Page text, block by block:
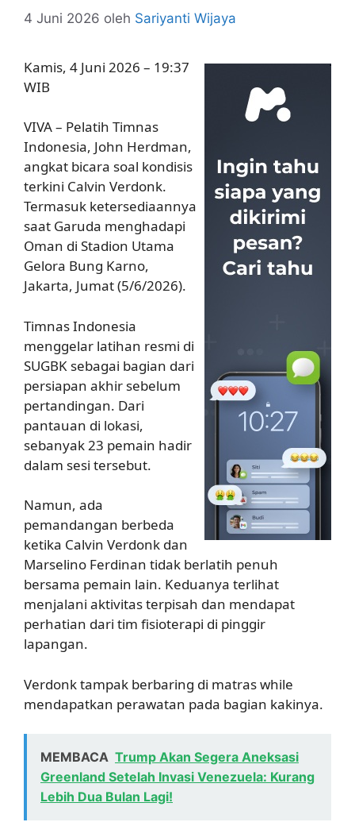
4 Juni 2026 oleh Sariyanti Wijaya
Kamis, 4 Juni 2026 – 19:37
WIB
VIVA – Pelatih Timnas
Indonesia, John Herdman,
angkat bicara soal kondisis
terkini Calvin Verdonk.
Termasuk ketersediaannya
saat Garuda menghadapi
Oman di Stadion Utama
Gelora Bung Karno,
Jakarta, Jumat (5/6/2026).
Timnas Indonesia
menggelar latihan resmi di
SUGBK sebagai bagian dari
persiapan akhir sebelum
pertandingan. Dari
pantauan di lokasi,
sebanyak 23 pemain hadir
dalam sesi tersebut.
Namun, ada
pemandangan berbeda
ketika Calvin Verdonk dan
Marselino Ferdinan tidak berlatih penuh
bersama pemain lain. Keduanya terlihat
menjalani aktivitas terpisah dan mendapat
perhatian dari tim fisioterapi di pinggir
lapangan.
Verdonk tampak berbaring di matras while
mendapatkan perawatan pada bagian kakinya.
MEMBACA Trump Akan Segera Aneksasi
Greenland Setelah Invasi Venezuela: Kurang
Lebih Dua Bulan Lagi!